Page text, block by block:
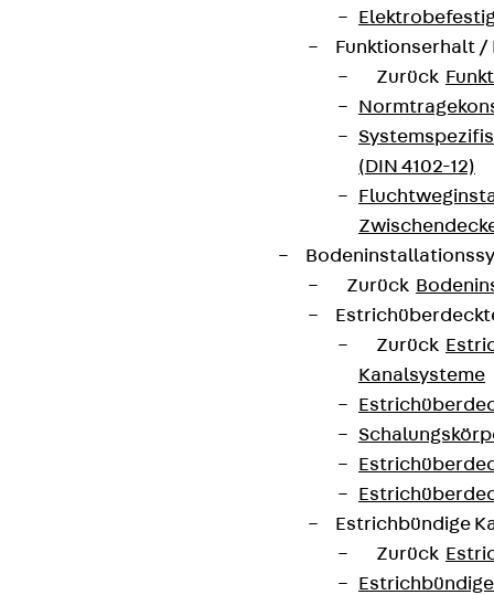
Funktionserhalt
Zurück
(DIN 4102-12)
Zurück
Zurück
Kanalsysteme
Estrichbündige
Zurück